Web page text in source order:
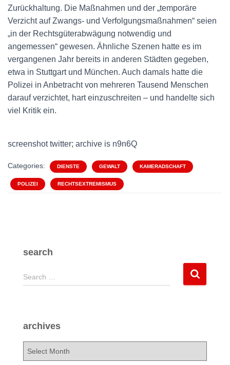
Zurückhaltung. Die Maßnahmen und der „temporäre
Verzicht auf Zwangs- und Verfolgungsmaßnahmen“ seien
„in der Rechtsgüterabwägung notwendig und
angemessen“ gewesen. Ähnliche Szenen hatte es im
vergangenen Jahr bereits in anderen Städten gegeben,
etwa in Stuttgart und München. Auch damals hatte die
Polizei in Anbetracht von mehreren Tausend Menschen
darauf verzichtet, hart einzuschreiten – und handelte sich
viel Kritik ein.
screenshot twitter; archive is n9n6Q
Categories: DIENSTE GEWALT KAMERADSCHAFT
POLIZEI RECHTSEXTREMISMUS
search
S
e
h
f
r
Search …
archives